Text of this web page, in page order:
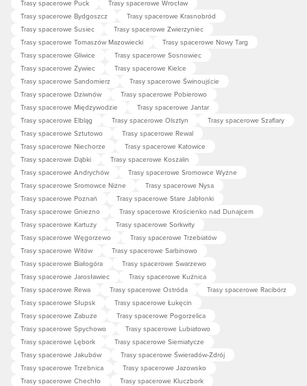
Trasy spacerowe Puck
Trasy spacerowe Wrocław
Trasy spacerowe Bydgoszcz
Trasy spacerowe Krasnobród
Trasy spacerowe Susiec
Trasy spacerowe Zwierzyniec
Trasy spacerowe Tomaszów Mazowiecki
Trasy spacerowe Nowy Targ
Trasy spacerowe Gliwice
Trasy spacerowe Sosnowiec
Trasy spacerowe Żywiec
Trasy spacerowe Kielce
Trasy spacerowe Sandomierz
Trasy spacerowe Świnoujście
Trasy spacerowe Dziwnów
Trasy spacerowe Pobierowo
Trasy spacerowe Międzywodzie
Trasy spacerowe Jantar
Trasy spacerowe Elbląg
Trasy spacerowe Olsztyn
Trasy spacerowe Szaflary
Trasy spacerowe Sztutowo
Trasy spacerowe Rewal
Trasy spacerowe Niechorze
Trasy spacerowe Katowice
Trasy spacerowe Dąbki
Trasy spacerowe Koszalin
Trasy spacerowe Andrychów
Trasy spacerowe Sromowce Wyżne
Trasy spacerowe Sromowce Niżne
Trasy spacerowe Nysa
Trasy spacerowe Poznań
Trasy spacerowe Stare Jabłonki
Trasy spacerowe Gniezno
Trasy spacerowe Krościenko nad Dunajcem
Trasy spacerowe Kartuzy
Trasy spacerowe Sorkwity
Trasy spacerowe Węgorzewo
Trasy spacerowe Trzebiatów
Trasy spacerowe Witów
Trasy spacerowe Sarbinowo
Trasy spacerowe Białogóra
Trasy spacerowe Swarzewo
Trasy spacerowe Jarosławiec
Trasy spacerowe Kuźnica
Trasy spacerowe Rewa
Trasy spacerowe Ostróda
Trasy spacerowe Racibórz
Trasy spacerowe Słupsk
Trasy spacerowe Łukęcin
Trasy spacerowe Zabuże
Trasy spacerowe Pogorzelica
Trasy spacerowe Spychowo
Trasy spacerowe Lubiatowo
Trasy spacerowe Lębork
Trasy spacerowe Siemiatycze
Trasy spacerowe Jakubów
Trasy spacerowe Świeradów-Zdrój
Trasy spacerowe Trzebnica
Trasy spacerowe Jazowsko
Trasy spacerowe Chechło
Trasy spacerowe Kluczbork